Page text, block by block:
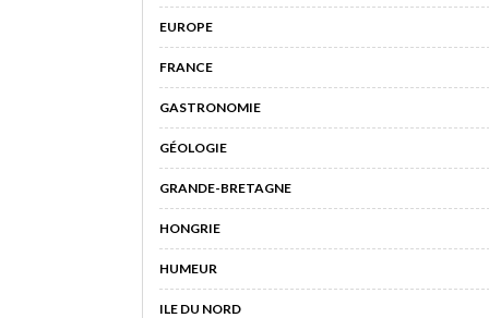
EUROPE
FRANCE
GASTRONOMIE
GÉOLOGIE
GRANDE-BRETAGNE
HONGRIE
HUMEUR
ILE DU NORD